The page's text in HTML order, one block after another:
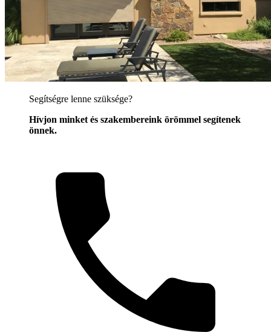
Segítségre lenne szüksége?
Hívjon minket és szakembereink örömmel segítenek
önnek.